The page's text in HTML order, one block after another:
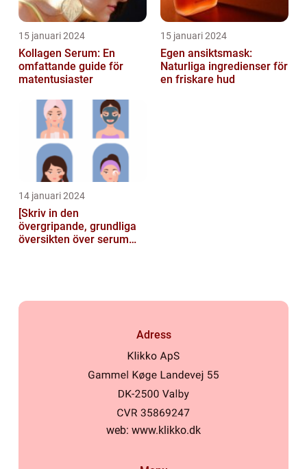
15 januari 2024
Kollagen Serum: En
omfattande guide för
matentusiaster
15 januari 2024
Egen ansiktsmask:
Naturliga ingredienser för
en friskare hud
14 januari 2024
[Skriv in den
övergripande, grundliga
översikten över serum
Adress
web: www.klikko.dk